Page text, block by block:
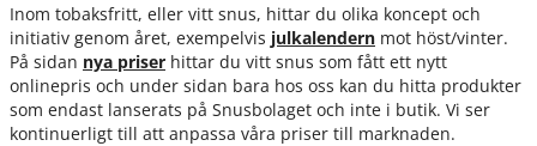
Inom tobaksfritt, eller vitt snus, hittar du olika koncept och
initiativ genom året, exempelvis julkalendern mot höst/vinter.
På sidan nya priser hittar du vitt snus som fått ett nytt
onlinepris och under sidan bara hos oss kan du hitta produkter
som endast lanserats på Snusbolaget och inte i butik. Vi ser
kontinuerligt till att anpassa våra priser till marknaden.